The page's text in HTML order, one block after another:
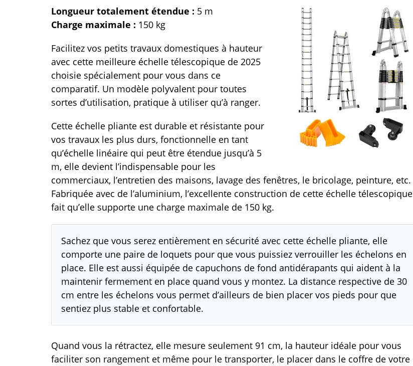
Longueur totalement étendue : 5 m
Charge maximale : 150 kg
Facilitez vos petits travaux domestiques à hauteur
avec cette meilleure échelle télescopique de 2025
choisie spécialement pour vous dans ce
comparatif. Un modèle polyvalent pour toutes
sortes d’utilisation, pratique à utiliser qu’à ranger.
Cette échelle pliante est durable et résistante pour
vos travaux les plus durs, fonctionnelle en tant
qu’échelle linéaire qui peut être étendue jusqu’à 5
m, elle devient l’indispensable pour les
commerciaux, l’entretien des maisons, lavage des fenêtres, le bricolage, peinture, etc.
Fabriquée avec de l’aluminium, l’excellente construction de cette échelle télescopique
fait qu’elle supporte une charge maximale de 150 kg.
Sachez que vous serez entièrement en sécurité avec cette échelle pliante, elle
comporte une paire de loquets pour que vous puissiez verrouiller les échelons en
place. Elle est aussi équipée de capuchons de fond antidérapants qui aident à la
maintenir fermement en place quand vous y montez. La distance respective de 30
cm entre les échelons vous permet d’ailleurs de bien placer vos pieds pour que
sentiez plus stable et confortable.
Quand vous la rétractez, elle mesure seulement 91 cm, la hauteur idéale pour vous
faciliter son rangement et même pour le transporter, le placer dans le coffre de votre